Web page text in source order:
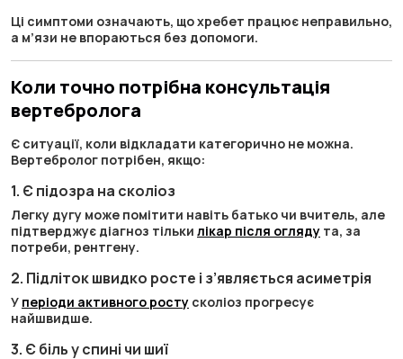
Ці симптоми означають, що хребет працює неправильно,
а м’язи не впораються без допомоги.
Коли точно потрібна консультація
вертебролога
Є ситуації, коли відкладати категорично не можна.
Вертебролог потрібен, якщо:
1. Є підозра на сколіоз
Легку дугу може помітити навіть батько чи вчитель, але
підтверджує діагноз тільки лікар після огляду та, за
потреби, рентгену.
2. Підліток швидко росте і з’являється асиметрія
У періоди активного росту сколіоз прогресує
найшвидше.
3. Є біль у спині чи шиї